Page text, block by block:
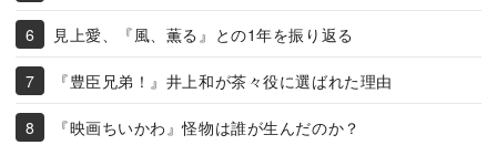
見上愛、『風、薫る』との1年を振り返る
『豊臣兄弟！』井上和が茶々役に選ばれた理由
『映画ちいかわ』怪物は誰が生んだのか？